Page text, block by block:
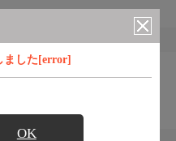
ました[error]
OK